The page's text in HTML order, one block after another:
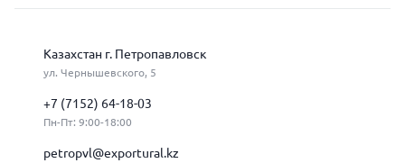
Казахстан г. Петропавловск
ул. Чернышевского, 5
+7 (7152) 64-18-03
Пн-Пт: 9:00-18:00
petropvl@exportural.kz